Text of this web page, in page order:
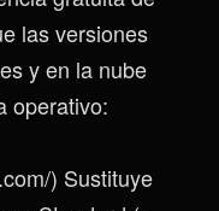
las versiones
y en la nube
operativo:
) Sustituye